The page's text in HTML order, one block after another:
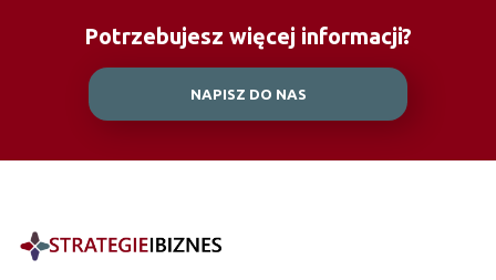
Potrzebujesz więcej informacji?
NAPISZ DO NAS